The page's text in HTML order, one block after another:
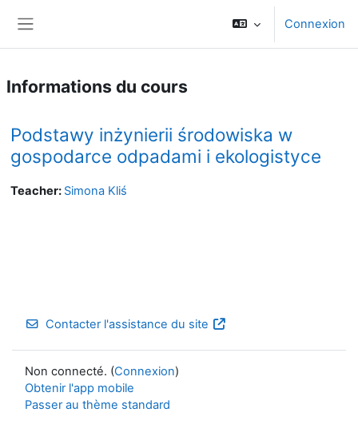
Connexion
Informations du cours
Podstawy inżynierii środowiska w
gospodarce odpadami i ekologistyce
Teacher: Simona Kliś
Contacter l'assistance du site
Non connecté. (Connexion)
Obtenir l'app mobile
Passer au thème standard